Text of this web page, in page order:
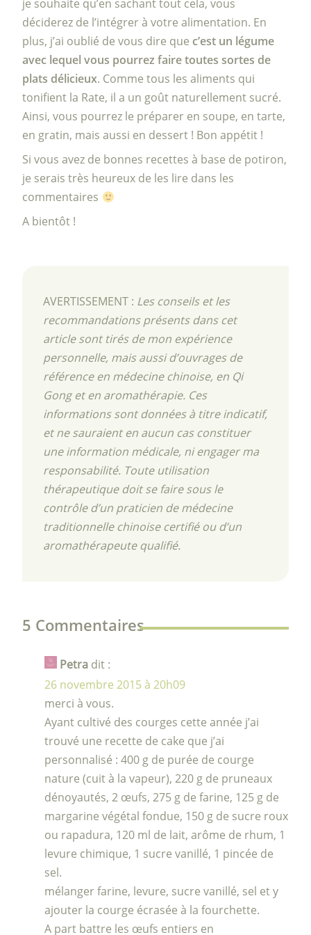
je souhaite qu’en sachant tout cela, vous
déciderez de l’intégrer à votre alimentation. En
plus, j’ai oublié de vous dire que c’est un légume
avec lequel vous pourrez faire toutes sortes de
plats délicieux. Comme tous les aliments qui
tonifient la Rate, il a un goût naturellement sucré.
Ainsi, vous pourrez le préparer en soupe, en tarte,
en gratin, mais aussi en dessert ! Bon appétit !
Si vous avez de bonnes recettes à base de potiron,
je serais très heureux de les lire dans les
commentaires
A bientôt !
AVERTISSEMENT : Les conseils et les
recommandations présents dans cet
article sont tirés de mon expérience
personnelle, mais aussi d’ouvrages de
référence en médecine chinoise, en Qi
Gong et en aromathérapie. Ces
informations sont données à titre indicatif,
et ne sauraient en aucun cas constituer
une information médicale, ni engager ma
responsabilité. Toute utilisation
thérapeutique doit se faire sous le
contrôle d’un praticien de médecine
traditionnelle chinoise certifié ou d’un
aromathérapeute qualifié.
5 Commentaires
Petra dit :
26 novembre 2015 à 20h09
merci à vous.
Ayant cultivé des courges cette année j’ai
trouvé une recette de cake que j’ai
personnalisé : 400 g de purée de courge
nature (cuit à la vapeur), 220 g de pruneaux
dénoyautés, 2 œufs, 275 g de farine, 125 g de
margarine végétal fondue, 150 g de sucre roux
ou rapadura, 120 ml de lait, arôme de rhum, 1
levure chimique, 1 sucre vanillé, 1 pincée de
sel.
mélanger farine, levure, sucre vanillé, sel et y
ajouter la courge écrasée à la fourchette.
A part battre les œufs entiers en